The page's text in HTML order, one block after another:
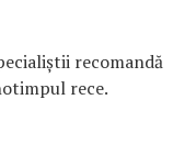
recomandă
rece.